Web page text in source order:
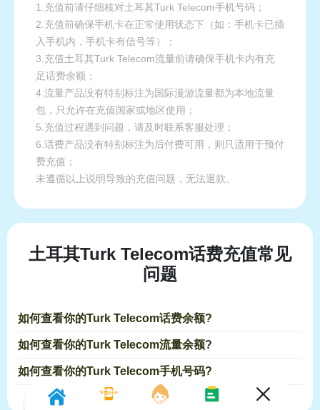
1.充值前请仔细核对土耳其Turk Telecom手机号码；
2.充值前确保手机卡在正常使用状态下（如：手机卡已插
入手机内，手机卡有信号等）；
3.充值土耳其Turk Telecom流量前请确保手机卡内有充
足话费余额；
4.流量产品没有特别标注为国际漫游流量都为本地流量
包，只允许在充值国家或地区使用；
5.充值过程遇到问题，请及时联系客服处理；
6.话费产品没有特别标注为后付费可用，则只适用于预付
费充值；
未遵循以上说明导致的充值问题，无法退款。
土耳其Turk Telecom话费充值常见
问题
如何查看你的Turk Telecom话费余额?
如何查看你的Turk Telecom流量余额?
如何查看你的Turk Telecom手机号码?